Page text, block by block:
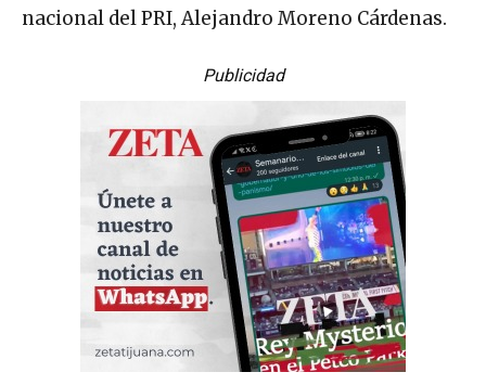
nacional del PRI, Alejandro Moreno Cárdenas.
Publicidad